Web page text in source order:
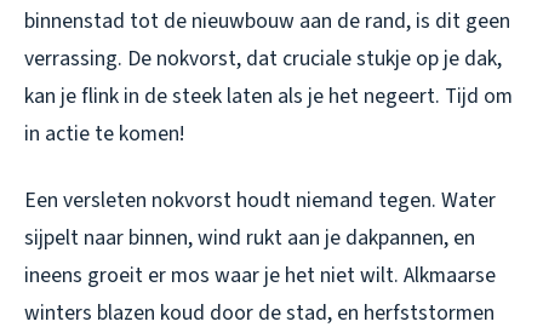
binnenstad tot de nieuwbouw aan de rand, is dit geen
verrassing. De nokvorst, dat cruciale stukje op je dak,
kan je flink in de steek laten als je het negeert. Tijd om
in actie te komen!
Een versleten nokvorst houdt niemand tegen. Water
sijpelt naar binnen, wind rukt aan je dakpannen, en
ineens groeit er mos waar je het niet wilt. Alkmaarse
winters blazen koud door de stad, en herfststormen